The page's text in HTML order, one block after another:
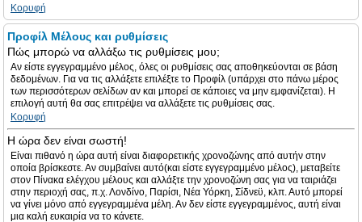
Κορυφή
Προφίλ Μέλους και ρυθμίσεις
Πώς μπορώ να αλλάξω τις ρυθμίσεις μου;
Αν είστε εγγεγραμμένο μέλος, όλες οι ρυθμίσεις σας αποθηκεύονται σε βάση
δεδομένων. Για να τις αλλάξετε επιλέξτε το Προφίλ (υπάρχει στο πάνω μέρος
των περισσότερων σελίδων αν και μπορεί σε κάποιες να μην εμφανίζεται). Η
επιλογή αυτή θα σας επιτρέψει να αλλάξετε τις ρυθμίσεις σας.
Κορυφή
Η ώρα δεν είναι σωστή!
Είναι πιθανό η ώρα αυτή είναι διαφορετικής χρονοζώνης από αυτήν στην
οποία βρίσκεστε. Αν συμβαίνει αυτό(και είστε εγγεγραμμένο μέλος), μεταβείτε
στον Πίνακα ελέγχου μέλους και αλλάξτε την χρονοζώνη σας για να ταιριάζει
στην περιοχή σας, π.χ. Λονδίνο, Παρίσι, Νέα Υόρκη, Σίδνεϋ, κλπ. Αυτό μπορεί
να γίνει μόνο από εγγεγραμμένα μέλη. Αν δεν είστε εγγεγραμμένος, αυτή είναι
μια καλή ευκαιρία να το κάνετε.